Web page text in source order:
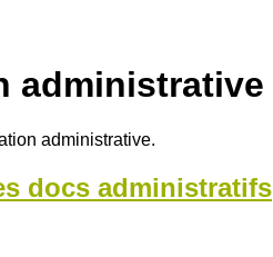
administrative
administrative.
docs administratifs